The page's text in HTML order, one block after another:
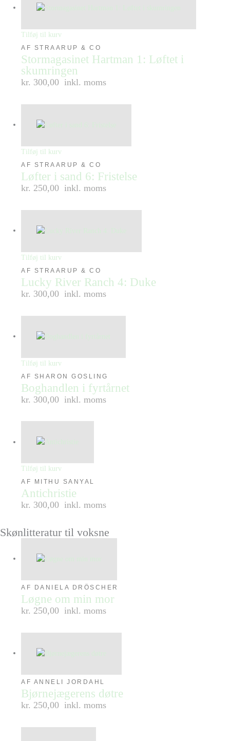
Tilføj til kurv
AF STRAARUP & CO
Stormagasinet Hartman 1: Løftet i
skumringen
kr. 300,00 inkl. moms
Tilføj til kurv
AF STRAARUP & CO
Løfter i sand 6: Fristelse
kr. 250,00 inkl. moms
Tilføj til kurv
AF STRAARUP & CO
Lucky River Ranch 4: Duke
kr. 300,00 inkl. moms
Tilføj til kurv
AF SHARON GOSLING
Boghandlen i fyrtårnet
kr. 300,00 inkl. moms
Tilføj til kurv
AF MITHU SANYAL
Antichristie
kr. 300,00 inkl. moms
Skønlitteratur til voksne
AF DANIELA DRÖSCHER
Løgne om min mor
kr. 250,00 inkl. moms
AF ANNELI JORDAHL
Bjørnejægerens døtre
kr. 250,00 inkl. moms